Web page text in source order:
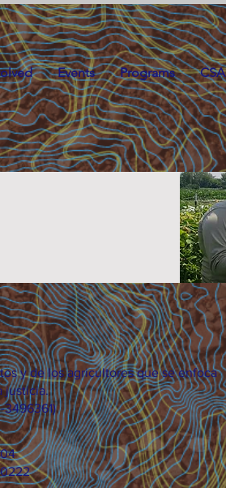
Events Programs CSA
y de los agricultores que se enfoca
justicia.
3496361)